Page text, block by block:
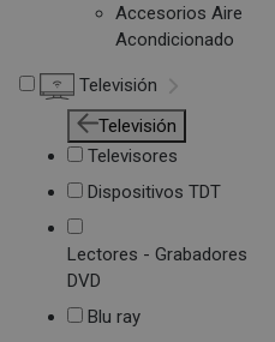
Accesorios Aire
Acondicionado
Televisión
Televisión
Televisores
Dispositivos TDT
Lectores - Grabadores
DVD
Blu ray